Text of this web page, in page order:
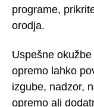
programe,
orodja.
Uspešne
opremo lahko
izgube, nadzor,
opremo ali